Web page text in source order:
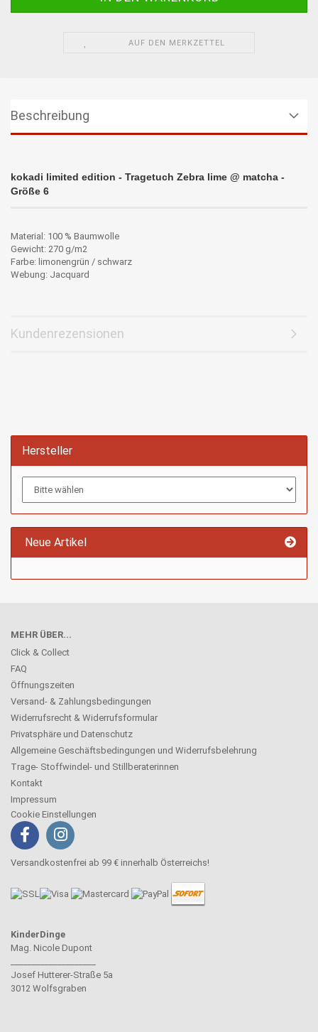
AUF DEN MERKZETTEL
Beschreibung
kokadi limited edition - Tragetuch Zebra lime @ matcha -
Größe 6
Material: 100 % Baumwolle
Gewicht: 270 g/m2
Farbe: limonengrün / schwarz
Webung: Jacquard
Kundenrezensionen
Hersteller
Neue Artikel
MEHR ÜBER...
Click & Collect
FAQ
Öffnungszeiten
Versand- & Zahlungsbedingungen
Widerrufsrecht & Widerrufsformular
Privatsphäre und Datenschutz
Allgemeine Geschäftsbedingungen und Widerrufsbelehrung
Trage- Stoffwindel- und Stillberaterinnen
Kontakt
Impressum
Cookie Einstellungen
Versandkostenfrei ab 99 € innerhalb Österreichs!
KinderDinge
Mag. Nicole Dupont
Josef Hutterer-Straße 5a
3012 Wolfsgraben